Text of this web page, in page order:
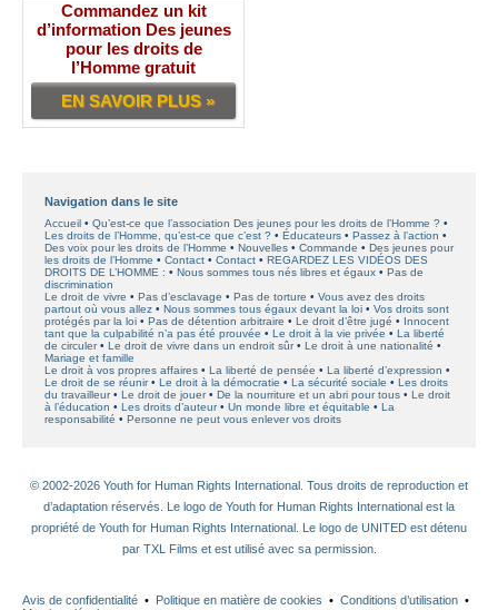
Commandez un kit
d’information Des jeunes
pour les droits de
l’Homme gratuit
EN SAVOIR PLUS »
Navigation dans le site
Accueil
Qu’est-ce que l’association Des jeunes pour les droits de l’Homme ?
Les droits de l’Homme, qu’est-ce que c’est ?
Éducateurs
Passez à l’action
Des voix pour les droits de l’Homme
Nouvelles Commande
Des jeunes pour
les droits de l’Homme
Contact Contact
REGARDEZ LES VIDÉOS DES
DROITS DE L’HOMME :
Nous sommes tous nés libres et égaux
Pas de
discrimination
Le droit de vivre
Pas d’esclavage Pas de torture
Vous avez des droits
partout où vous allez
Nous sommes tous égaux devant la loi
Vos droits sont
protégés par la loi
Pas de détention arbitraire Le droit d’être jugé
Innocent
tant que la culpabilité n’a pas été prouvée
Le droit à la vie privée
La liberté
de circuler
Le droit de vivre dans un endroit sûr
Le droit à une nationalité
Mariage et famille
Le droit à vos propres affaires
La liberté de pensée
La liberté d’expression
Le droit de se réunir
Le droit à la démocratie La sécurité sociale
Les droits
du travailleur
Le droit de jouer De la nourriture et un abri pour tous
Le droit
à l’éducation
Les droits d’auteur Un monde libre et équitable
La
responsabilité
Personne ne peut vous enlever vos droits
© 2002-2026 Youth for Human Rights International. Tous droits de reproduction et
d’adaptation réservés. Le logo de Youth for Human Rights International est la
propriété de Youth for Human Rights International. Le logo de UNITED est détenu
par TXL Films et est utilisé avec sa permission.
Avis de confidentialité • Politique en matière de cookies • Conditions d’utilisation •